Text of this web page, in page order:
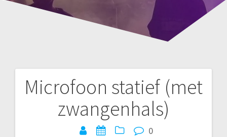
Microfoon statief (met
zwangenhals)
0
Bericht
navigatie